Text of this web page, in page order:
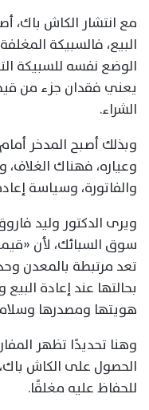
مع انتشار الكاش باك،
البيع، فالسبيكة
الوضع نفسه للسبيكة
يعني فقدان جزء من
الشراء.
وبذلك أصبح المدخر
وعياره، فهناك الغلاف،
والفاتورة، وسياسة
ويرى الدكتور وليد
سوق السبائك، لأن
تعد مرتبطة بالمعدن
بحالتها عند إعادة
هويتها ومصدرها
وهنا تحديدًا تظهر
الحصول على الكاش
للحفاظ عليه مغلقًا.